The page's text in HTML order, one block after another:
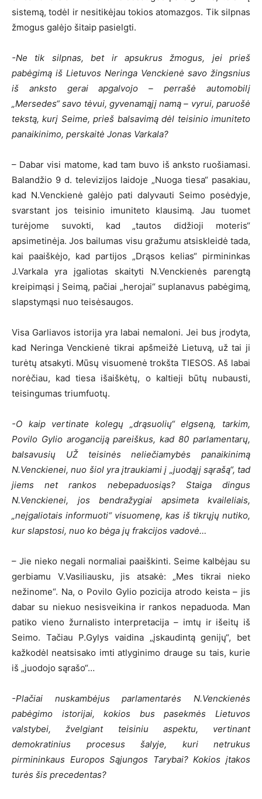
sistemą, todėl ir nesitikėjau tokios atomazgos. Tik silpnas
žmogus galėjo šitaip pasielgti.
-Ne tik silpnas, bet ir apsukrus žmogus, jei prieš
pabėgimą iš Lietuvos Neringa Venckienė savo žingsnius
iš anksto gerai apgalvojo – perrašė automobilį
„Mersedes“ savo tėvui, gyvenamąjį namą – vyrui, paruošė
tekstą, kurį Seime, prieš balsavimą dėl teisinio imuniteto
panaikinimo, perskaitė Jonas Varkala?
– Dabar visi matome, kad tam buvo iš anksto ruošiamasi.
Balandžio 9 d. televizijos laidoje „Nuoga tiesa“ pasakiau,
kad N.Venckienė galėjo pati dalyvauti Seimo posėdyje,
svarstant jos teisinio imuniteto klausimą. Jau tuomet
turėjome suvokti, kad „tautos didžioji moteris“
apsimetinėja. Jos bailumas visu gražumu atsiskleidė tada,
kai paaiškėjo, kad partijos „Drąsos kelias“ pirmininkas
J.Varkala yra įgaliotas skaityti N.Venckienės parengtą
kreipimąsi į Seimą, pačiai „herojai“ suplanavus pabėgimą,
slapstymąsi nuo teisėsaugos.
Visa Garliavos istorija yra labai nemaloni. Jei bus įrodyta,
kad Neringa Venckienė tikrai apšmeižė Lietuvą, už tai ji
turėtų atsakyti. Mūsų visuomenė trokšta TIESOS. Aš labai
norėčiau, kad tiesa išaiškėtų, o kaltieji būtų nubausti,
teisingumas triumfuotų.
-O kaip vertinate kolegų „drąsuolių“ elgseną, tarkim,
Povilo Gylio aroganciją pareiškus, kad 80 parlamentarų,
balsavusių UŽ teisinės neliečiamybės panaikinimą
N.Venckienei, nuo šiol yra įtraukiami į „juodąjį sąrašą“, tad
jiems net rankos nebepaduosiąs? Staiga dingus
N.Venckienei, jos bendražygiai apsimeta kvaileliais,
„neįgaliotais informuoti“ visuomenę, kas iš tikrųjų nutiko,
kur slapstosi, nuo ko bėga jų frakcijos vadovė…
– Jie nieko negali normaliai paaiškinti. Seime kalbėjau su
gerbiamu V.Vasiliausku, jis atsakė: „Mes tikrai nieko
nežinome“. Na, o Povilo Gylio pozicija atrodo keista – jis
dabar su niekuo nesisveikina ir rankos nepaduoda. Man
patiko vieno žurnalisto interpretacija – imtų ir išeitų iš
Seimo. Tačiau P.Gylys vaidina „įskaudintą genijų“, bet
kažkodėl neatsisako imti atlyginimo drauge su tais, kurie
iš „juodojo sąrašo“…
-Plačiai nuskambėjus parlamentarės N.Venckienės
pabėgimo istorijai, kokios bus pasekmės Lietuvos
valstybei, žvelgiant teisiniu aspektu, vertinant
demokratinius procesus šalyje, kuri netrukus
pirmininkaus Europos Sąjungos Tarybai? Kokios įtakos
turės šis precedentas?